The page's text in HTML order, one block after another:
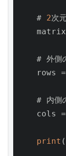
    #
2次
# 外側
    rows =
# 内側
    cols =
print (